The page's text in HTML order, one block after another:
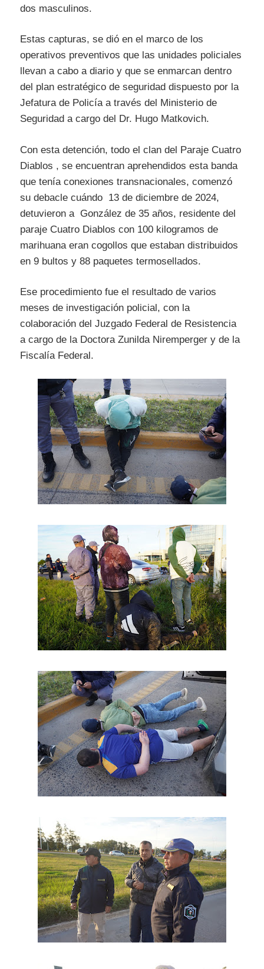
dos masculinos.
Estas capturas, se dió en el marco de los
operativos preventivos que las unidades policiales
llevan a cabo a diario y que se enmarcan dentro
del plan estratégico de seguridad dispuesto por la
Jefatura de Policía a través del Ministerio de
Seguridad a cargo del Dr. Hugo Matkovich.
Con esta detención, todo el clan del Paraje Cuatro
Diablos , se encuentran aprehendidos esta banda
que tenía conexiones transnacionales, comenzó
su debacle cuándo 13 de diciembre de 2024,
detuvieron a González de 35 años, residente del
paraje Cuatro Diablos con 100 kilogramos de
marihuana eran cogollos que estaban distribuidos
en 9 bultos y 88 paquetes termosellados.
Ese procedimiento fue el resultado de varios
meses de investigación policial, con la
colaboración del Juzgado Federal de Resistencia
a cargo de la Doctora Zunilda Niremperger y de la
Fiscalía Federal.